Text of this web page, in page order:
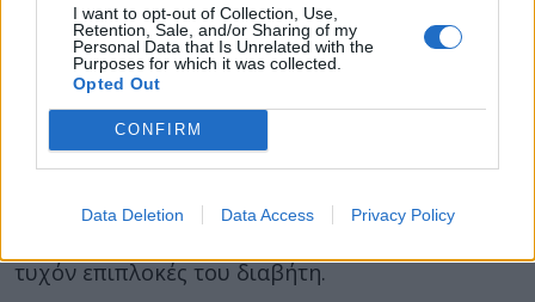
I want to opt-out of Collection, Use,
Retention, Sale, and/or Sharing of my
Personal Data that Is Unrelated with the
Purposes for which it was collected.
Opted Out
CONFIRM
Data Deletion Data Access Privacy Policy
αισθητήρα.
Πάρτε επαρκείς ποσότητες φαρμάκων
Εφοδιαστείτε με τις απαραίτητες σύριγγες,
βελόνες ινσουλίνης ή πένες και την ένεση
γλυκαγόνου. Μην ξεχάσετε τα αντιδιαβητικά
δισκία, εάν κάνετε αγωγή με αυτά. Να πάρετε
τυχόν επιπλοκές του διαβήτη.